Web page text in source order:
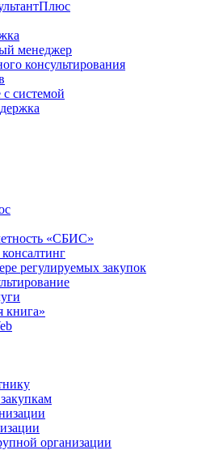
менеджер
консультирования
системой
«СБИС»
регулируемых закупок
книга»
организации